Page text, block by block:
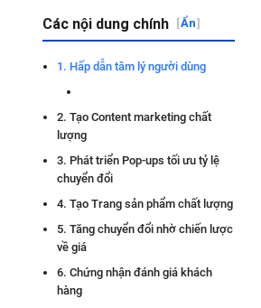
Các nội dung chính [Ẩn]
1. Hấp dẫn tâm lý người dùng
2. Tạo Content marketing chất
lượng
3. Phát triển Pop-ups tối ưu tỷ lệ
chuyển đổi
4. Tạo Trang sản phẩm chất lượng
5. Tăng chuyển đổi nhờ chiến lược
về giá
6. Chứng nhận đánh giá khách
hàng